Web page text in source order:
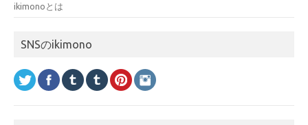
ikimonoとは
SNSのikimono